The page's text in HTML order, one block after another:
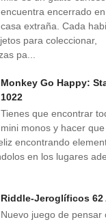
encuentra encerrado
casa extraña. Cada
para coleccionar,
pa...
Monkey Go Happy:
1022
Tienes que encontrar
mini monos y hacer
encontrando
en los lugares
Riddle-Jeroglíficos 62
Nuevo juego de pensar